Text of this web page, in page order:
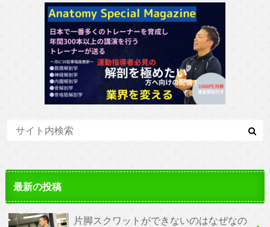
最新の投稿
片脚スクワットができないのはなぜなの